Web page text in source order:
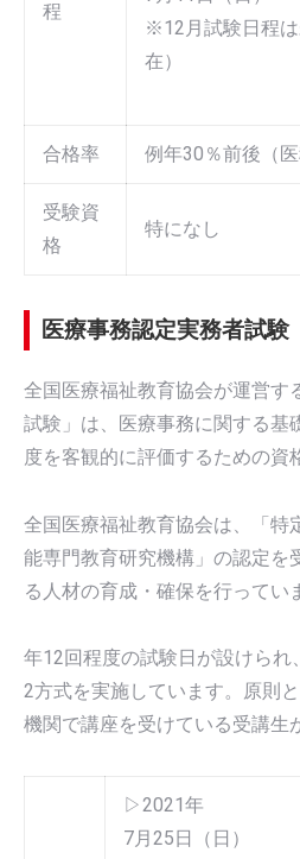
程
※12月試験日程
在）
合格率 例年30％前後（医
受験資
格
特になし
医療事務認定実務者試験
全国医療福祉教育協会が運営す
試験」は、医療事務に関する基
度を客観的に評価するための資
全国医療福祉教育協会は、「特
能専門教育研究機構」の認定を
る人材の育成・確保を行ってい
年12回程度の試験日が設けら
2方式を実施しています。原則
機関で講座を受けている受講生
▷2021年
7月25日（日）